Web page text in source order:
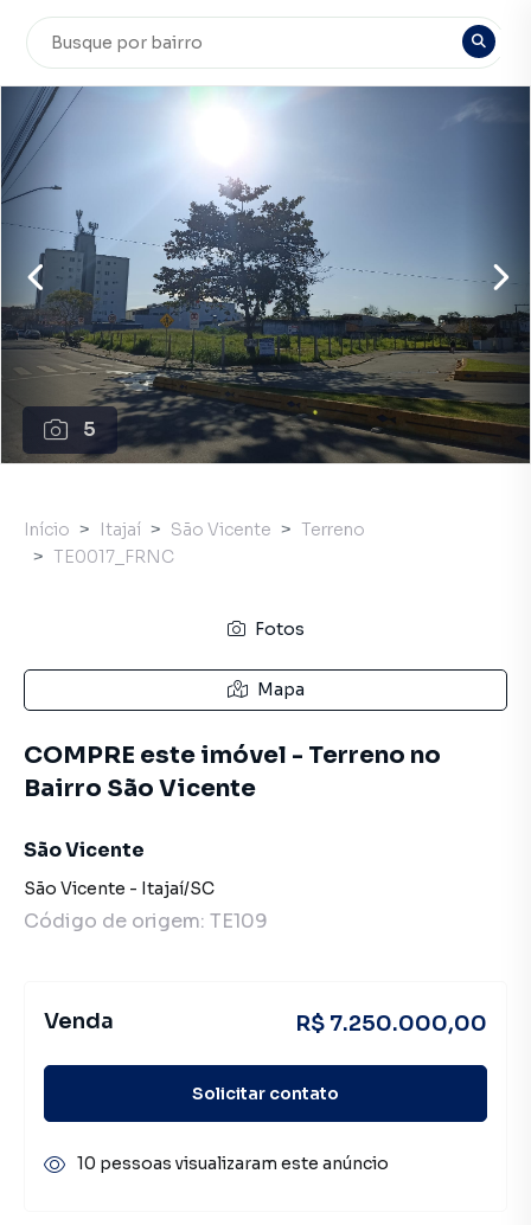
5
Início Itajaí São Vicente
Terreno
TE0017_FRNC
Fotos
Mapa
COMPRE este imóvel - Terreno no
Bairro São Vicente
São Vicente
São Vicente - Itajaí/SC
Código de origem: TE109
Venda R$ 7.250.000,00
Solicitar contato
10 pessoas visualizaram este anúncio